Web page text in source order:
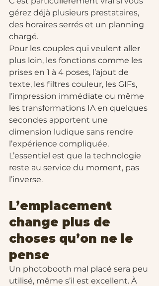
gérez déjà plusieurs prestataires,
des horaires serrés et un planning
chargé.
Pour les couples qui veulent aller
plus loin, les fonctions comme les
prises en 1 à 4 poses, l’ajout de
texte, les filtres couleur, les GIFs,
l’impression immédiate ou même
les transformations IA en quelques
secondes apportent une
dimension ludique sans rendre
l’expérience compliquée.
L’essentiel est que la technologie
reste au service du moment, pas
l’inverse.
L’emplacement
change plus de
choses qu’on ne le
pense
Un photobooth mal placé sera peu
utilisé, même s’il est excellent. À